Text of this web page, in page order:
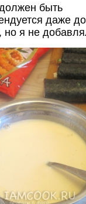
быть
даже
но я не